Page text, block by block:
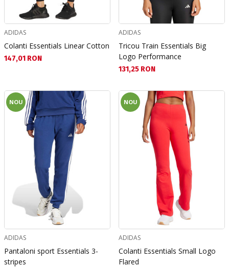
ADIDAS
Colanti Essentials Linear Cotton
Текуща цена:
147,01 RON
ADIDAS
Tricou Train Essentials Big
Logo Performance
Текуща цена:
131,25 RON
NOU
ADIDAS
Pantaloni sport Essentials 3-
stripes
NOU
ADIDAS
Colanti Essentials Small Logo
Flared